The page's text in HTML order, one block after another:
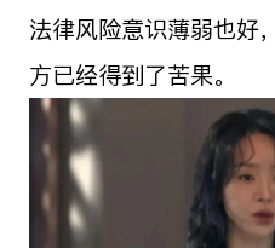
法律风险意识薄弱也好
方已经得到了苦果。